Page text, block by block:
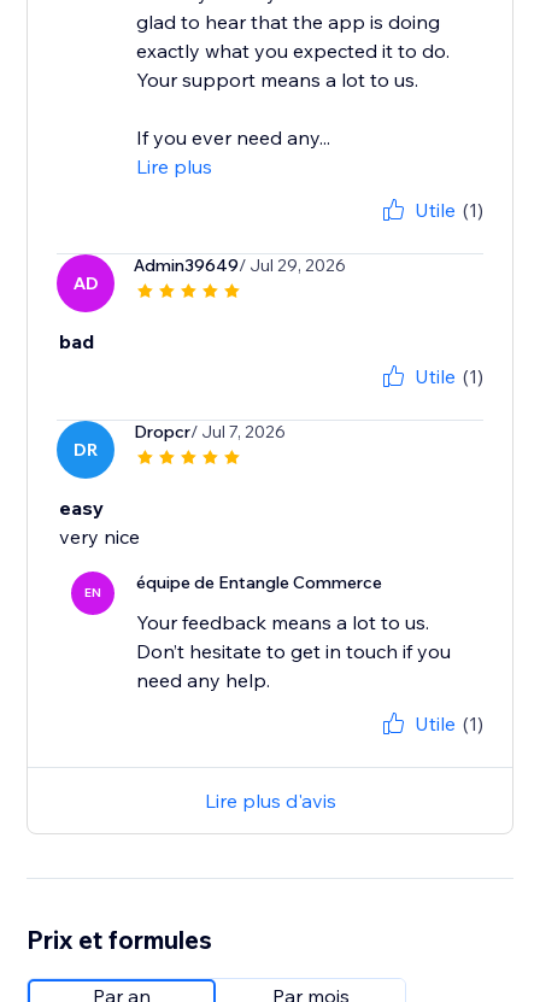
glad to hear that the app is doing
exactly what you expected it to do.
Your support means a lot to us.
If you ever need any...
Lire plus
Utile (1)
AD
Admin39649/ Jul 29, 2026
bad
Utile (1)
DR
Dropcr/ Jul 7, 2026
easy
very nice
EN équipe de Entangle Commerce
Your feedback means a lot to us.
Don’t hesitate to get in touch if you
Utile (1)
Lire plus d'avis
Prix et formules
Par an Par mois